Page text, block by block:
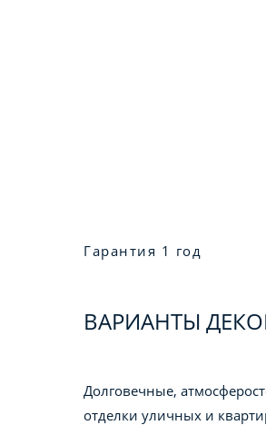
Гарантия 1 год
ВАРИАНТЫ
Долговечные,
отделки уличных и